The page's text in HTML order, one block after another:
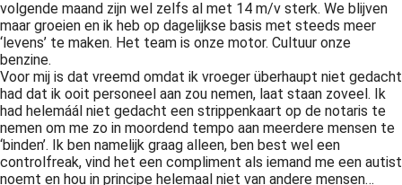
volgende maand zijn wel zelfs al met 14 m/v sterk. We blijven
maar groeien en ik heb op dagelijkse basis met steeds meer
‘levens’ te maken. Het team is onze motor. Cultuur onze
benzine.
Voor mij is dat vreemd omdat ik vroeger überhaupt niet gedacht
had dat ik ooit personeel aan zou nemen, laat staan zoveel. Ik
had helemáál niet gedacht een strippenkaart op de notaris te
nemen om me zo in moordend tempo aan meerdere mensen te
‘binden’. Ik ben namelijk graag alleen, ben best wel een
controlfreak, vind het een compliment als iemand me een autist
noemt en hou in principe helemaal niet van andere mensen…